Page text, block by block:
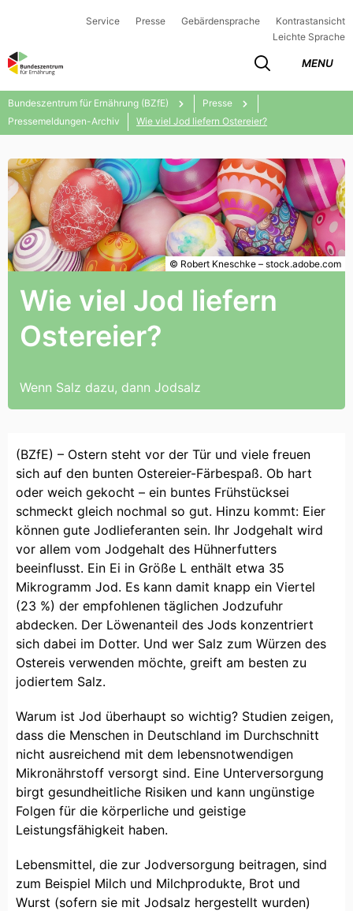
Service Presse Gebärdensprache
Kontrastansicht
Leichte Sprache
MENU
Bundeszentrum für Ernährung (BZfE)
Presse
Pressemeldungen-Archiv
Wie viel Jod liefern Ostereier?
Wie viel Jod liefern
Ostereier?
Wenn Salz dazu, dann Jodsalz
© Robert Kneschke – stock.adobe.com
(BZfE) – Ostern steht vor der Tür und viele freuen
sich auf den bunten Ostereier-Färbespaß. Ob hart
oder weich gekocht – ein buntes Frühstücksei
schmeckt gleich nochmal so gut. Hinzu kommt: Eier
können gute Jodlieferanten sein. Ihr Jodgehalt wird
vor allem vom Jodgehalt des Hühnerfutters
beeinflusst. Ein Ei in Größe L enthält etwa 35
Mikrogramm Jod. Es kann damit knapp ein Viertel
(23 %) der empfohlenen täglichen Jodzufuhr
abdecken. Der Löwenanteil des Jods konzentriert
sich dabei im Dotter. Und wer Salz zum Würzen des
Ostereis verwenden möchte, greift am besten zu
jodiertem Salz.
Warum ist Jod überhaupt so wichtig? Studien zeigen,
dass die Menschen in Deutschland im Durchschnitt
nicht ausreichend mit dem lebensnotwendigen
Mikronährstoff versorgt sind. Eine Unterversorgung
birgt gesundheitliche Risiken und kann ungünstige
Folgen für die körperliche und geistige
Leistungsfähigkeit haben.
Lebensmittel, die zur Jodversorgung beitragen, sind
zum Beispiel Milch und Milchprodukte, Brot und
Wurst (sofern sie mit Jodsalz hergestellt wurden)